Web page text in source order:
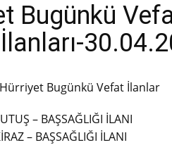
Bugünkü
Hürriyet Bugünkü Vefat İlanlar
– BAŞSAĞLIĞI İLANI
– BAŞSAĞLIĞI İLANI